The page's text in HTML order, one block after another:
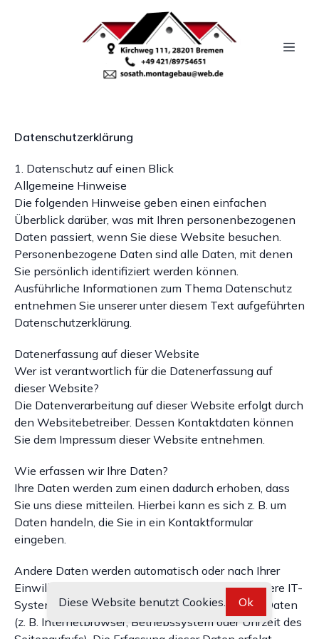
Datenschutz­erklärung
1. Datenschutz auf einen Blick
Allgemeine Hinweise
Die folgenden Hinweise geben einen einfachen
Überblick darüber, was mit Ihren personenbezogenen
Daten passiert, wenn Sie diese Website besuchen.
Personenbezogene Daten sind alle Daten, mit denen
Sie persönlich identifiziert werden können.
Ausführliche Informationen zum Thema Datenschutz
entnehmen Sie unserer unter diesem Text aufgeführten
Datenschutzerklärung.
Datenerfassung auf dieser Website
Wer ist verantwortlich für die Datenerfassung auf
dieser Website?
Die Datenverarbeitung auf dieser Website erfolgt durch
den Websitebetreiber. Dessen Kontaktdaten können
Sie dem Impressum dieser Website entnehmen.
Wie erfassen wir Ihre Daten?
Ihre Daten werden zum einen dadurch erhoben, dass
Sie uns diese mitteilen. Hierbei kann es sich z. B. um
Daten handeln, die Sie in ein Kontaktformular
eingeben.
Andere Daten werden automatisch oder nach Ihrer
Einwilligung beim Besuch der Website durch unsere IT-
Systeme erfasst. Das sind vor allem technische Daten
(z. B. Internetbrowser, Betriebssystem oder Uhrzeit des
Diese Website benutzt Cookies. Ok